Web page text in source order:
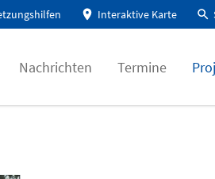
Interaktive Karte
Nachrichten Termine